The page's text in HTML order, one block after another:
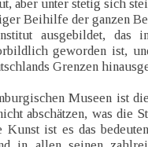
aber unter stetig sich
Beihilfe der ganzen
ausgebildet, das
geworden ist,
Grenzen
Museen ist
abschätzen, was die
Kunst ist es das